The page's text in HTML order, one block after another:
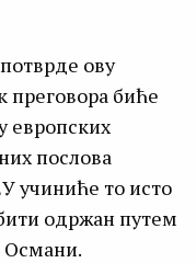
ову
преговора биће
европских
послова
учиниће то исто
одржан путем
Османи.